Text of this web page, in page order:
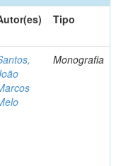
Tipo
Monografia